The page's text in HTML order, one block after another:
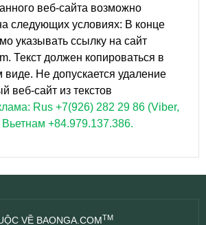
веб-сайта возможно
следующих условиях: В конце
указывать ссылку на сайт
Текст должен копироваться в
виде. Не допускается удаление
веб-сайт из текстов
Rus +7(926) 282 29 86 (Viber,
+84.979.137.386.
VỀ BAONGA.COMTM